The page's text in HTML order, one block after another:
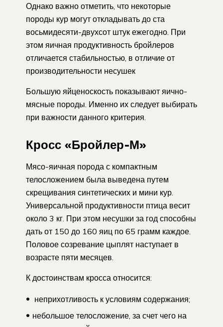
Однако важно отметить, что некоторые
породы кур могут откладывать до ста
восьмидесяти-двухсот штук ежегодно. При
этом яичная продуктивность бройлеров
отличается стабильностью, в отличие от
производительности несушек
Большую яйценоскость показывают яично-
мясные породы. Именно их следует выбирать
при важности данного критерия.
Кросс «Бройлер-М»
Мясо-яичная порода с компактным
телосложением была выведена путем
скрещивания синтетических и мини кур.
Универсальной продуктивности птица весит
около 3 кг. При этом несушки за год способны
дать от 150 до 160 яиц по 65 грамм каждое.
Половое созревание цыплят наступает в
возрасте пяти месяцев.
К достоинствам кросса относится:
неприхотливость к условиям содержания;
небольшое телосложение, за счет чего на